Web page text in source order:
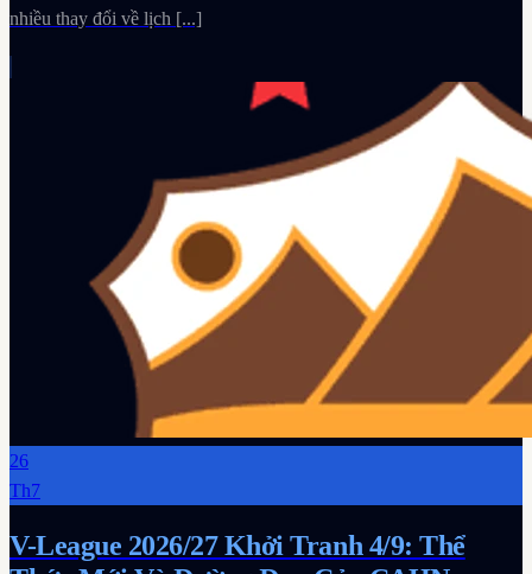
nhiều thay đổi về lịch [...]
26
Th7
V-League 2026/27 Khởi Tranh 4/9: Thể